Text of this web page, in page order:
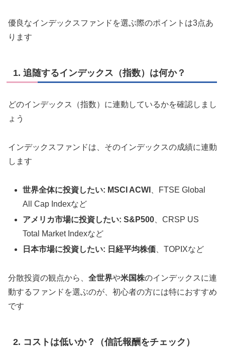
優良なインデックスファンドを選ぶ際のポイントは3点あ
ります
1. 追随するインデックス（指数）は何か？
どのインデックス（指数）に連動しているかを確認しまし
ょう
インデックスファンドは、そのインデックスの成績に連動
します
世界全体に投資したい: MSCI ACWI
、FTSE Global
All Cap Indexなど
アメリカ市場に投資したい: S&P500 、CRSP US
Total Market Indexなど
日本市場に投資したい: 日経平均株価 、TOPIXなど
分散投資の観点から、 全世界や米国株のインデックスに連
動するファンドを選ぶのが、初心者の方には特におすすめ
です
2. コストは低いか？（信託報酬をチェック）